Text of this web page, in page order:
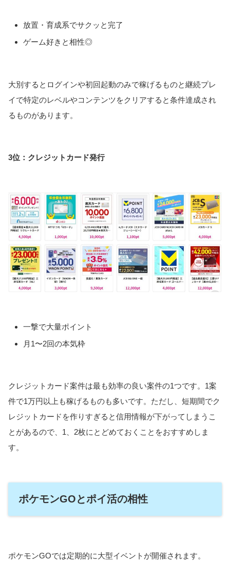
放置・育成系でサクッと完了
ゲーム好きと相性◎
大別するとログインや初回起動のみで稼げるものと継続プレ
イで特定のレベルやコンテンツをクリアすると条件達成され
るものがあります。
3位：クレジットカード発行
一撃で大量ポイント
月1〜2回の本気枠
クレジットカード案件は最も効率の良い案件の1つです。1案
件で1万円以上も稼げるものも多いです。ただし、短期間でク
レジットカードを作りすぎると信用情報が下がってしまうこ
とがあるので、1、2枚にとどめておくことをおすすめしま
す。
ポケモンGOとポイ活の相性
ポケモンGOでは定期的に大型イベントが開催されます。